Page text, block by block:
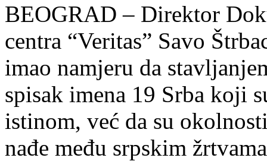
BEOGRAD – Direktor
centra “Veritas” Savo
imao namjeru da
spisak imena 19 Srba koji
istinom, već da su
nađe među srpskim